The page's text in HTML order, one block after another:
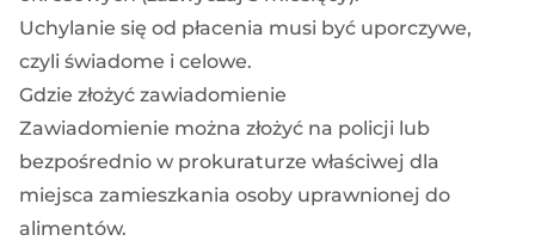
Uchylanie się od płacenia musi być uporczywe,
czyli świadome i celowe.
Gdzie złożyć zawiadomienie
Zawiadomienie można złożyć na policji lub
bezpośrednio w prokuraturze właściwej dla
miejsca zamieszkania osoby uprawnionej do
alimentów.